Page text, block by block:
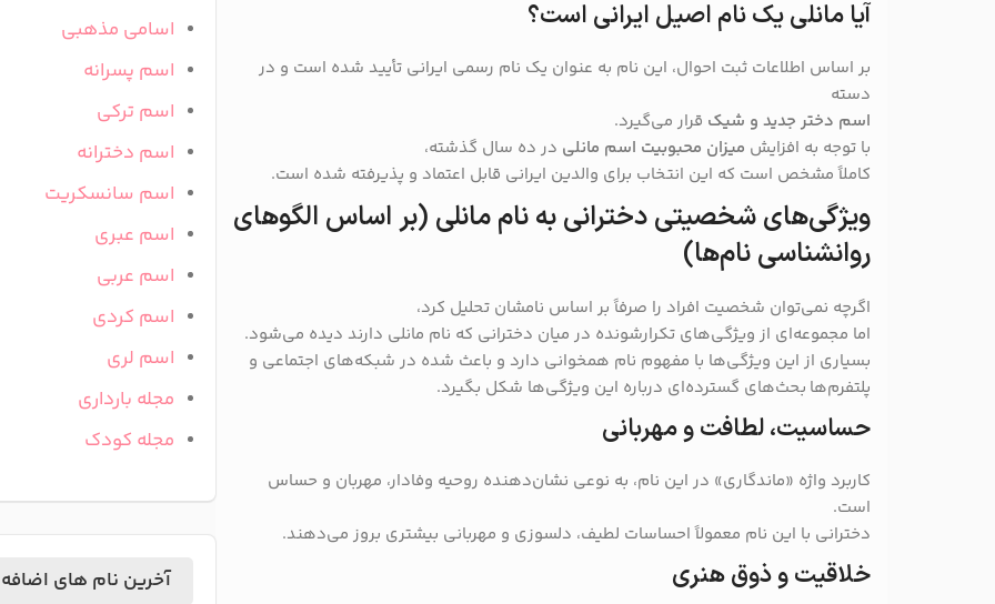
آیا مانلی یک نام اصیل ایرانی است؟
بر اساس اطلاعات ثبت احوال، این نام به عنوان یک نام رسمی ایرانی تأیید شده است و در
دسته
اسم دختر جدید و شیک قرار می‌گیرد.
با توجه به افزایش میزان محبوبیت اسم مانلی در ده سال گذشته،
کاملاً مشخص است که این انتخاب برای والدین ایرانی قابل اعتماد و پذیرفته شده است.
ویژگی‌های شخصیتی دخترانی به نام مانلی (بر اساس الگوهای
روانشناسی نام‌ها)
اگرچه نمی‌توان شخصیت افراد را صرفاً بر اساس نامشان تحلیل کرد،
اما مجموعه‌ای از ویژگی‌های تکرارشونده در میان دخترانی که نام مانلی دارند دیده می‌شود.
بسیاری از این ویژگی‌ها با مفهوم نام همخوانی دارد و باعث شده در شبکه‌های اجتماعی و
پلتفرم‌ها بحث‌های گسترده‌ای درباره این ویژگی‌ها شکل بگیرد.
حساسیت، لطافت و مهربانی
کاربرد واژه «ماندگاری» در این نام، به نوعی نشان‌دهنده روحیه وفادار، مهربان و حساس
است.
دخترانی با این نام معمولاً احساسات لطیف، دلسوزی و مهربانی بیشتری بروز می‌دهند.
خلاقیت و ذوق هنری
اسامی مذهبی
اسم پسرانه
اسم ترکی
اسم دخترانه
اسم سانسکریت
اسم عبری
اسم عربی
اسم کردی
اسم لری
مجله بارداری
مجله کودک
آخرین نام های